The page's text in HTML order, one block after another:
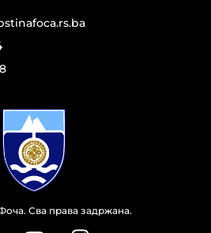
Сва права задржана.